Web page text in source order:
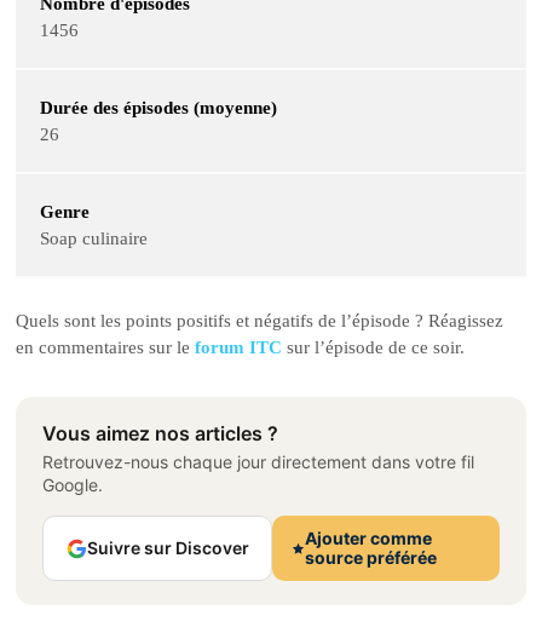
1456
Durée des épisodes (moyenne)
26
Genre
Soap culinaire
Quels sont les points positifs et négatifs de l’épisode ? Réagissez
en commentaires sur leforum ITC sur l’épisode de ce soir.
Vous aimez nos articles ?
Retrouvez-nous chaque jour directement dans votre fil
Google.
Suivre sur Discover
Ajouter comme
source préférée